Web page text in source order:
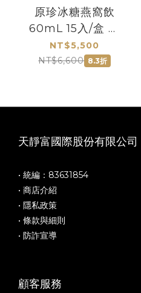
原珍冰糖燕窩飲
60mL 15入/盒 贈
NANA燕萃皇家乳
清滋潤香皂
NT$5,500
NT$6,600 8.3折
天靜富國際股份有限公司
• 統編：83631854
• 商店介紹
• 隱私政策
• 條款與細則
• 防詐宣導
顧客服務